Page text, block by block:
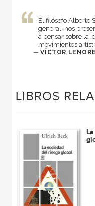
El filósofo Alberto
general: nos
a pensar sobre la
movimientos
— VÍCTOR
LIBROS